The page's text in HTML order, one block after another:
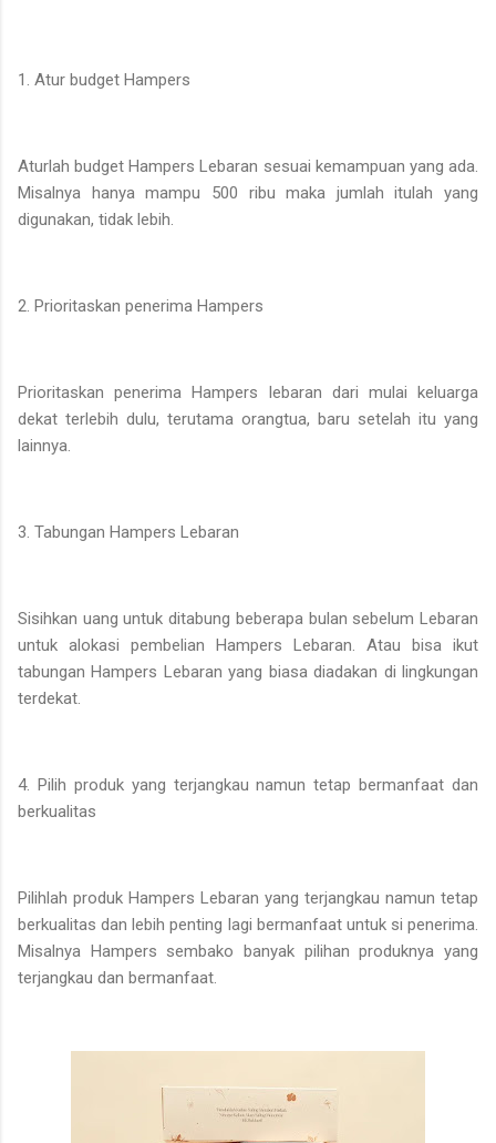
1. Atur budget Hampers
Aturlah budget Hampers Lebaran sesuai kemampuan yang ada.
Misalnya hanya mampu 500 ribu maka jumlah itulah yang
digunakan, tidak lebih.
2. Prioritaskan penerima Hampers
Prioritaskan penerima Hampers lebaran dari mulai keluarga
dekat terlebih dulu, terutama orangtua, baru setelah itu yang
lainnya.
3. Tabungan Hampers Lebaran
Sisihkan uang untuk ditabung beberapa bulan sebelum Lebaran
untuk alokasi pembelian Hampers Lebaran. Atau bisa ikut
tabungan Hampers Lebaran yang biasa diadakan di lingkungan
terdekat.
4. Pilih produk yang terjangkau namun tetap bermanfaat dan
berkualitas
Pilihlah produk Hampers Lebaran yang terjangkau namun tetap
berkualitas dan lebih penting lagi bermanfaat untuk si penerima.
Misalnya Hampers sembako banyak pilihan produknya yang
terjangkau dan bermanfaat.